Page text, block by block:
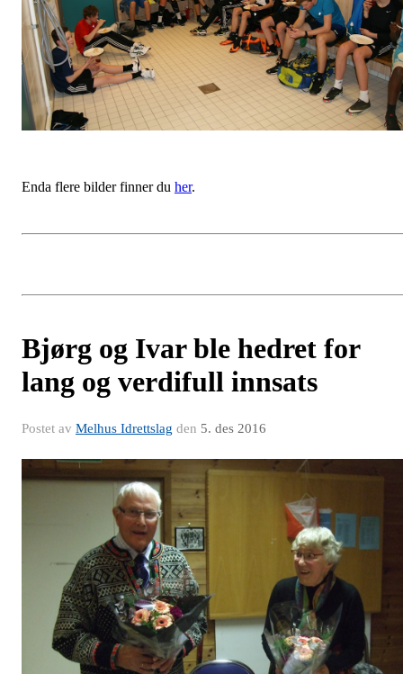
Enda flere bilder finner du her.
Bjørg og Ivar ble hedret for
lang og verdifull innsats
Postet av Melhus Idrettslag den 5. des 2016